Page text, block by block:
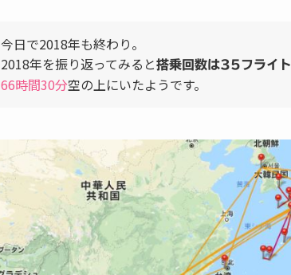
今日で2018年も終わり。
2018年を振り返ってみると搭乗回数は35フライト
66時間30分空の上にいたようです。